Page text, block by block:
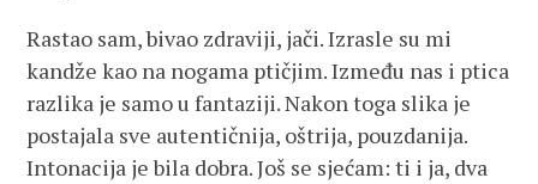
Rastao sam, bivao zdraviji, jači. Izrasle su mi
kandže kao na nogama ptičjim. Između nas i ptica
razlika je samo u fantaziji. Nakon toga slika je
postajala sve autentičnija, oštrija, pouzdanija.
Intonacija je bila dobra. Još se sjećam: ti i ja, dva